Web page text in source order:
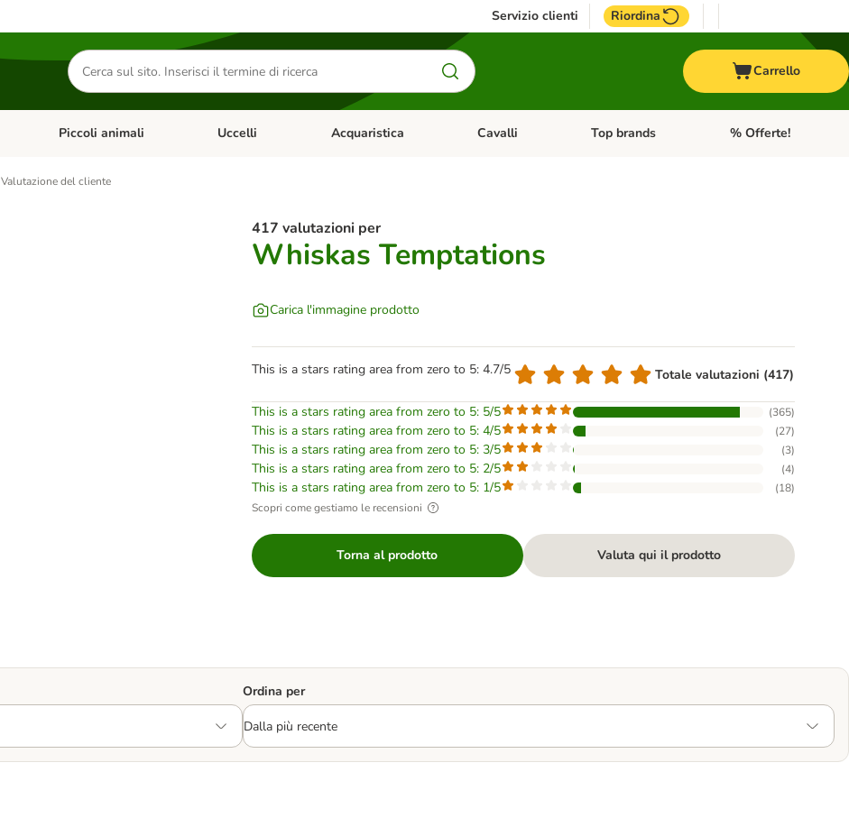
Servizio clienti Riordina
Cerca
prodotti
Carrello
Apri Menu Categoria: Diete e antiparassitari
Piccoli animali Apri Menu Categoria: Piccoli animali
Uccelli Apri Menu Categoria: Uccelli
Acquaristica Apri Menu Categoria: Acquaristica
Cavalli Apri Menu Categoria: Cavalli
Top brands Apri Menu Categoria:
% Offerte!
Valutazione del cliente
417 valutazioni per
Whiskas Temptations
Carica l'immagine prodotto
This is a stars rating area from zero to 5: 4.7/5 Totale valutazioni (417)
This is a stars rating area from zero to 5: 5/5 (365)
This is a stars rating area from zero to 5: 4/5 (27)
This is a stars rating area from zero to 5: 3/5 (3)
This is a stars rating area from zero to 5: 2/5 (4)
This is a stars rating area from zero to 5: 1/5 (18)
Scopri come gestiamo le recensioni
Torna al prodotto Valuta qui il prodotto
Ordina per